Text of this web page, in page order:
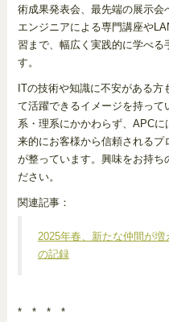
術成果発表会、最先端の展示
エンジニアによる専門講座や
習まで、幅広く実践的に学べる
す。
ITの技術や知識に不安がある
て活躍できるイメージを持っ
系・理系にかかわらず、APC
来的にお客様から信頼される
が整っています。興味をお持ち
ださい。
関連記事：
2025年春、新たな仲間が
の記録
* * * *